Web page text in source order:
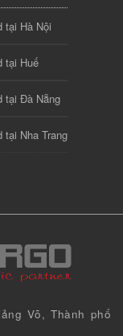
tại Hà Nội
tại Huế
tại Đà Nẵng
tại Nha Trang
Võ, Thành phố